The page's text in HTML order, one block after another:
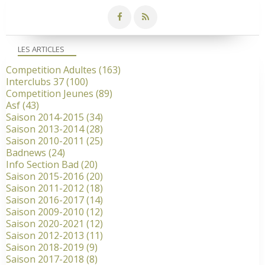
LES ARTICLES
Competition Adultes (163)
Interclubs 37(100)
Competition Jeunes (89)
Asf(43)
Saison 2014-2015 (34)
Saison 2013-2014(28)
Saison 2010-2011 (25)
Badnews (24)
Info Section Bad (20)
Saison 2015-2016 (20)
Saison 2011-2012 (18)
Saison 2016-2017(14)
Saison 2009-2010 (12)
Saison 2020-2021 (12)
Saison 2012-2013 (11)
Saison 2018-2019 (9)
Saison 2017-2018 (8)